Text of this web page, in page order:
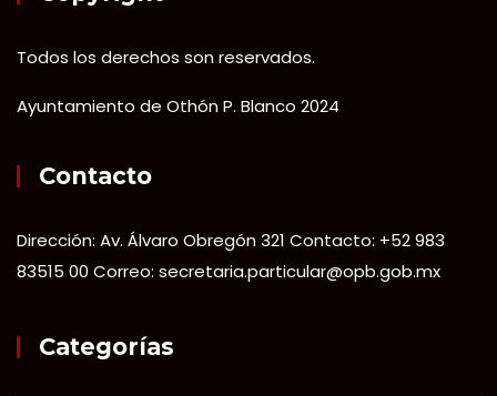
Todos los derechos son reservados.
Ayuntamiento de Othón P. Blanco 2024
Contacto
Dirección: Av. Álvaro Obregón 321 Contacto: +52 983
83515 00 Correo: secretaria.particular@opb.gob.mx
Categorías